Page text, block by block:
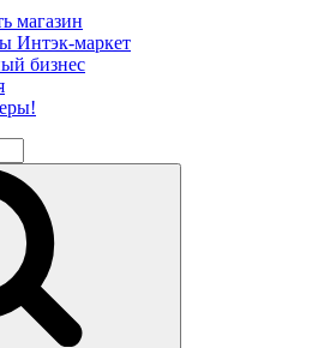
магазин
Интэк-маркет
бизнес